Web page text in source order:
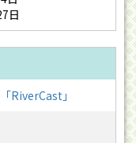
日
RiverCast」